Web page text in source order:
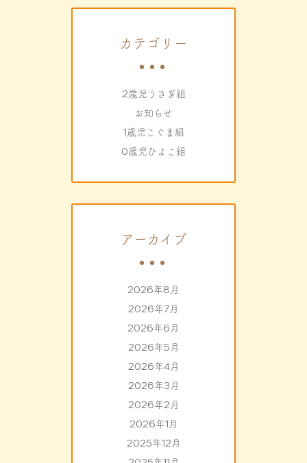
カテゴリー
2歳児うさぎ組
お知らせ
1歳児こぐま組
0歳児ひよこ組
アーカイブ
2026年8月
2026年7月
2026年6月
2026年5月
2026年4月
2026年3月
2026年2月
2026年1月
2025年12月